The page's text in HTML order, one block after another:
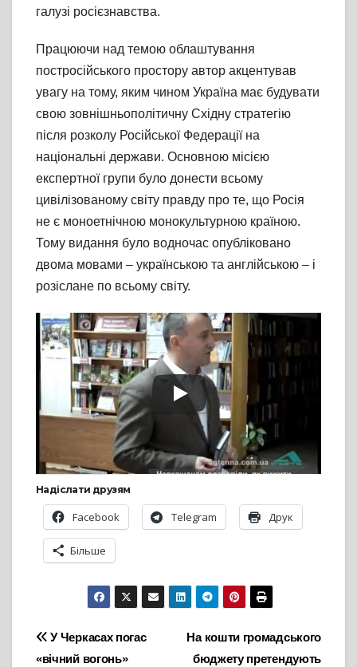
галузі росієзнавства.
Працюючи над темою облаштування
постросійського простору автор акцентував
увагу на тому, яким чином Україна має будувати
свою зовнішньополітичну Східну стратегію
після розколу Російської Федерації на
національні держави. Основною місією
експертної групи було донести всьому
цивілізованому світу правду про те, що Росія
не є моноетнічною монокультурною країною.
Тому видання було водночас опубліковано
двома мовами – українською та англійською – і
розіслане по всьому світу.
Надіслати друзям
Facebook Telegram Друк
Більше
Навігація
На кошти громадського
бюджету претендують
У Черкасах погас
«вічний вогонь»